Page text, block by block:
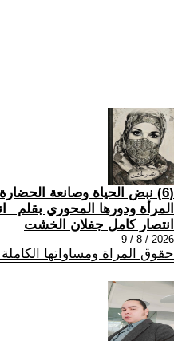
(6) نبض الحياة وصانعة
المرأة ودورها المحوري بقلم
انتصار كامل جفلان الخشت
2026 / 8 / 9
حقوق المراة ومساواتها